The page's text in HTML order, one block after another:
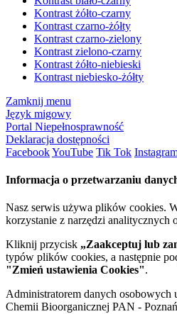
Kontrast żółto-czarny
Kontrast czarno-żółty
Kontrast czarno-zielony
Kontrast zielono-czarny
Kontrast żółto-niebieski
Kontrast niebiesko-żółty
Zamknij menu
Język migowy
Portal Niepełnosprawność
Deklaracja dostępności
FacebookYouTube Tik Tok
Informacja o przetwarzaniu
Nasz serwis używa plików cookies.
korzystanie z narzędzi analitycznych
Kliknij przycisk „Zaakceptuj lub
typów plików cookies, a następnie
"Zmień ustawienia Cookies".
Administratorem danych osobowych
Chemii Bioorganicznej PAN -